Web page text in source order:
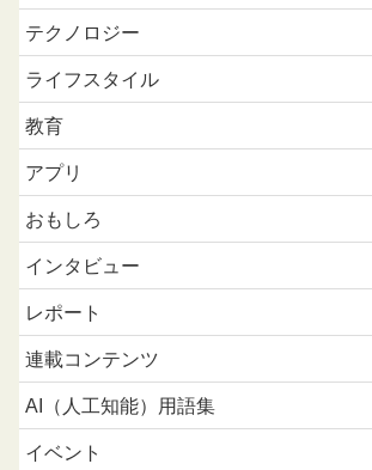
テクノロジー
ライフスタイル
教育
アプリ
おもしろ
インタビュー
レポート
連載コンテンツ
AI（人工知能）用語集
イベント